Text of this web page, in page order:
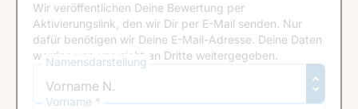
Wir veröffentlichen Deine Bewertung per
Aktivierungslink, den wir Dir per E-Mail senden. Nur
dafür benötigen wir Deine E-Mail-Adresse. Deine Daten
werden von uns nicht an Dritte weitergegeben.
Namensdarstellung
Vorname *